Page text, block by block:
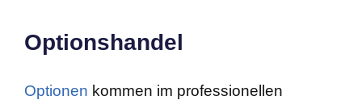
Optionshandel
Optionen kommen im professionellen